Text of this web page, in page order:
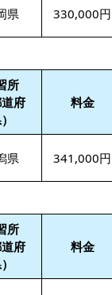
県 330,000円
所
道府
料金
県 341,000円
所
道府
料金